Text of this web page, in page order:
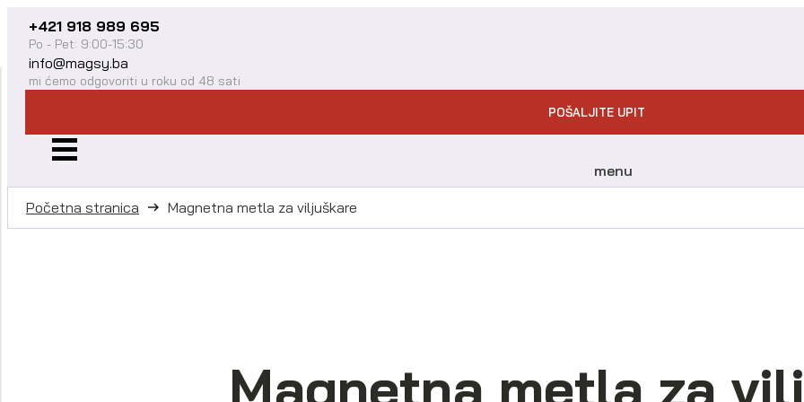
+421 918 989 695
Po - Pet: 9:00-15:30
info@magsy.ba
mi ćemo odgovoriti u roku od 48 sati
POŠALJITE UPIT
menu
Početna stranica Magnetna metla za viljuškare
Magnetna metla za